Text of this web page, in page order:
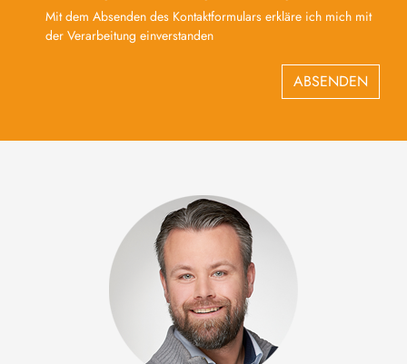
Mit dem Absenden des Kontaktformulars erkläre ich mich mit
der Verarbeitung einverstanden
ABSENDEN